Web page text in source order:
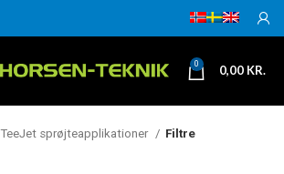
0 0,00 KR.
TeeJet sprøjteapplikationer Filtre